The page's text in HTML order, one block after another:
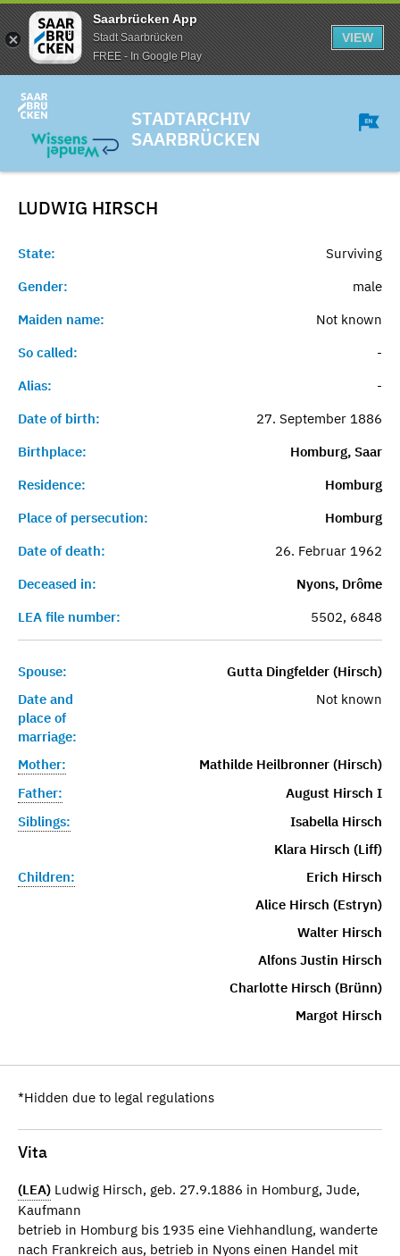
Saarbrücken App
Stadt Saarbrücken
FREE - In Google Play
VIEW
STADTARCHIV
SAARBRÜCKEN
LUDWIG HIRSCH
State:
Surviving
Gender:
male
Maiden name:
Not known
So called:
-
Alias:
-
Date of birth:
27. September 1886
Birthplace:
Homburg, Saar
Residence:
Homburg
Place of persecution:
Homburg
Date of death:
26. Februar 1962
Deceased in:
Nyons, Drôme
LEA file number:
5502, 6848
Spouse:
Gutta Dingfelder (Hirsch)
Date and
place of
marriage:
Not known
Mother:
Mathilde Heilbronner (Hirsch)
Father:
August Hirsch I
Siblings:
Isabella Hirsch
Klara Hirsch (Liff)
Children:
Erich Hirsch
Alice Hirsch (Estryn)
Walter Hirsch
Alfons Justin Hirsch
Charlotte Hirsch (Brünn)
Margot Hirsch
*Hidden due to legal regulations
Vita
(LEA) Ludwig Hirsch, geb. 27.9.1886 in Homburg, Jude,
Kaufmann
betrieb in Homburg bis 1935 eine Viehhandlung, wanderte
nach Frankreich aus, betrieb in Nyons einen Handel mit